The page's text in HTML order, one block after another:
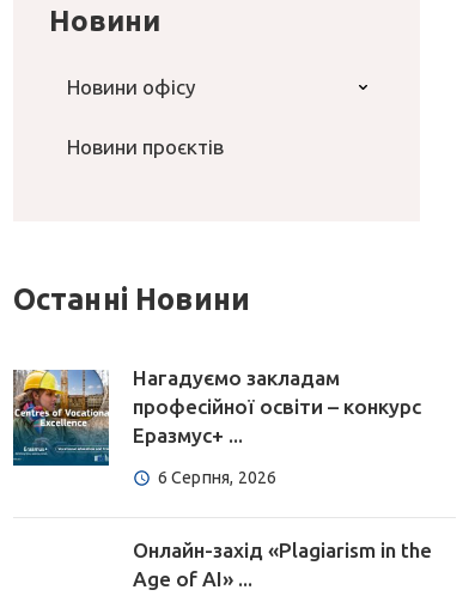
Новини
Новини офісу
Новини проєктів
Останні Новини
Нагадуємо закладам
професійної освіти – конкурс
Еразмус+ ...
6 Серпня, 2026
Онлайн-захід «Plagiarism in the
Age of AI» ...